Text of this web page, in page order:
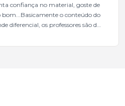
confiança no material, goste de
o conteúdo do
diferencial, os professores são de
pública.Eu sempre
e corrigir minha rota.E além
que fizeram um